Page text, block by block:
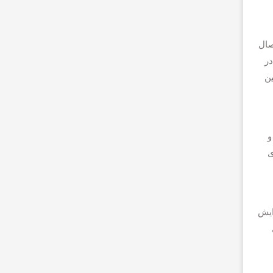
در مرکز اتصال
که موید افزایش